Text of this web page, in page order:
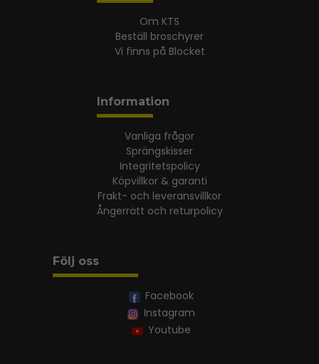
Om KTS
Beställ broschyrer
Vi finns på Blocket
Information
Vanliga frågor
Sprängskisser
Integritetspolicy
Köpvillkor & garanti
Frakt- och leveransvillkor
Ångerrätt och returpolicy
Följ oss
Facebook
Instagram
Youtube